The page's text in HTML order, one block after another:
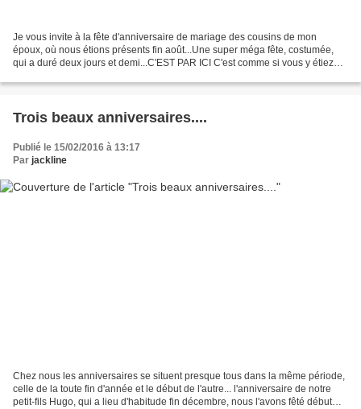
Je vous invite à la fête d'anniversaire de mariage des cousins de mon
époux, où nous étions présents fin août...Une super méga fête, costumée,
qui a duré deux jours et demi...C'EST PAR ICI C'est comme si vous y étiez
Trois beaux anniversaires....
Publié le 15/02/2016 à 13:17
Par jackline
Chez nous les anniversaires se situent presque tous dans la même période,
celle de la toute fin d'année et le début de l'autre... l'anniversaire de notre
petit-fils Hugo, qui a lieu d'habitude fin décembre, nous l'avons fêté début